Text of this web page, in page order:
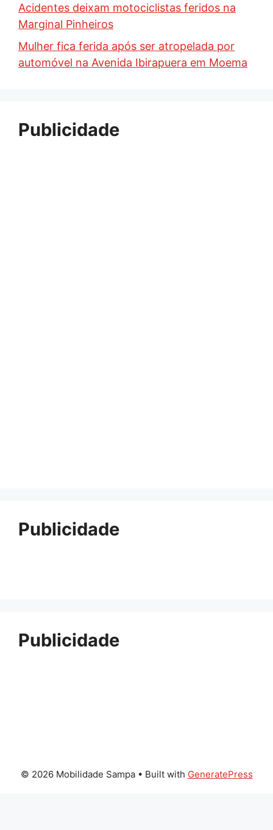
Acidentes deixam motociclistas feridos na
Marginal Pinheiros
Mulher fica ferida após ser atropelada por
automóvel na Avenida Ibirapuera em Moema
Publicidade
Publicidade
Publicidade
© 2026 Mobilidade Sampa• Built with GeneratePress